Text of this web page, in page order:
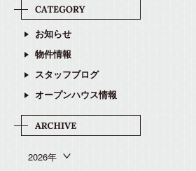
お知らせ
物件情報
スタッフブログ
オープンハウス情報
2026年